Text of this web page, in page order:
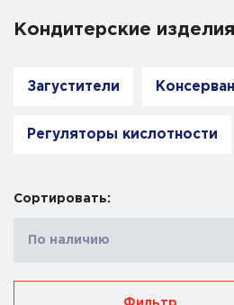
Кондитерские изделия
Загустители
Регуляторы кислотности
Сортировать:
По наличию